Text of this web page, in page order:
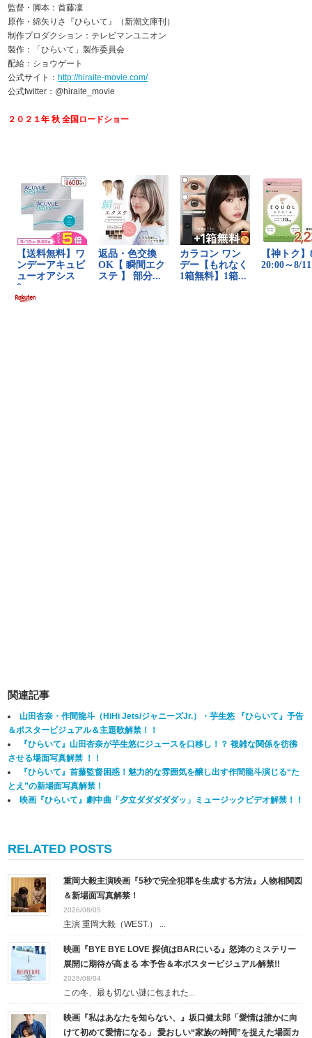
監督・脚本：首藤凜
原作・綿矢りさ『ひらいて』（新潮文庫刊）
制作プロダクション：テレビマンユニオン
製作：「ひらいて」製作委員会
配給：ショウゲート
公式サイト：http://hiraite-movie.com/
公式twitter：@hiraite_movie
２０２１年 秋 全国ロードショー
関連記事
山田杏奈・作間龍斗（HiHi Jets/ジャニーズJr.）・芋生悠 『ひらいて』予告
＆ポスタービジュアル＆主題歌解禁！！
『ひらいて』山田杏奈が芋生悠にジュースを口移し！？ 複雑な関係を彷彿
させる場面写真解禁 ！！
『ひらいて』首藤監督困惑！魅力的な雰囲気を醸し出す作間龍斗演じる“た
とえ”の新場面写真解禁！
映画『ひらいて』劇中曲「夕立ダダダダダッ」ミュージックビデオ解禁！！
RELATED POSTS
重岡大毅主演映画『5秒で完全犯罪を生成する方法』人物相関図
＆新場面写真解禁！
2026/08/05
主演 重岡大毅（WEST.） ...
映画『BYE BYE LOVE 探偵はBARにいる』怒涛のミステリー
展開に期待が高まる 本予告＆本ポスタービジュアル解禁!!
2026/08/04
この冬、最も切ない謎に包まれた...
映画『私はあなたを知らない、』坂口健太郎「愛情は誰かに向
けて初めて愛情になる」 愛おしい“家族の時間”を捉えた場面カ